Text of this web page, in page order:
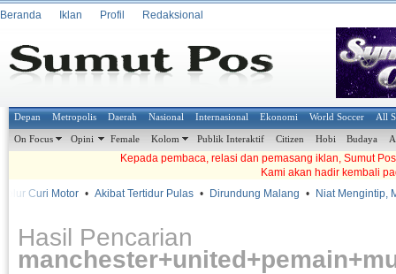
Beranda Iklan Profil Redaksional
Depan Metropolis Daerah Nasional Internasional Ekonomi World Soccer All
On Focus Opini Female Kolom Publik Interaktif Citizen Hobi Budaya
Kepada pembaca, relasi dan pemasang iklan, Sumut
Kami akan hadir kembali
Curi Motor • Akibat Tertidur Pulas • Dirundung Malang • Niat Mengintip,
Hasil Pencarian